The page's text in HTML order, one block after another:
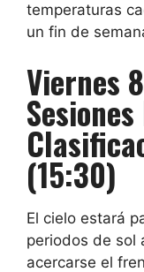
temperaturas
un fin de
Viernes
(15:30)
El cielo estará
periodos de sol
acercarse el